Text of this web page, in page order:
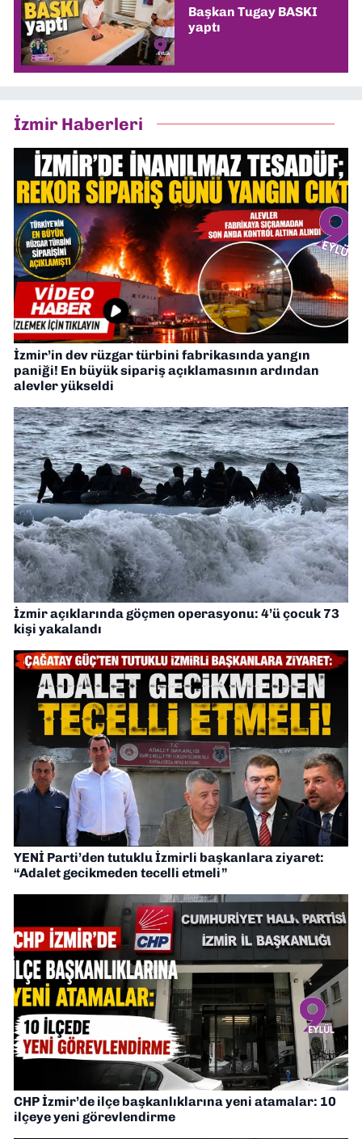
Başkan Tugay BASKI
yaptı
İzmir Haberleri
İzmir’in dev rüzgar türbini fabrikasında yangın
paniği! En büyük sipariş açıklamasının ardından
alevler yükseldi
İzmir açıklarında göçmen operasyonu: 4’ü çocuk 73
kişi yakalandı
YENİ Parti’den tutuklu İzmirli başkanlara ziyaret:
“Adalet gecikmeden tecelli etmeli”
CHP İzmir’de ilçe başkanlıklarına yeni atamalar: 10
ilçeye yeni görevlendirme